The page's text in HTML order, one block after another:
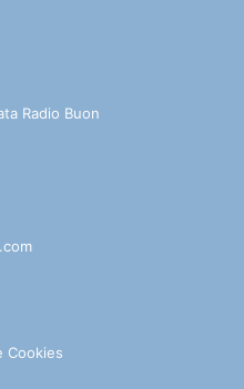
Radio Buon
Cookies